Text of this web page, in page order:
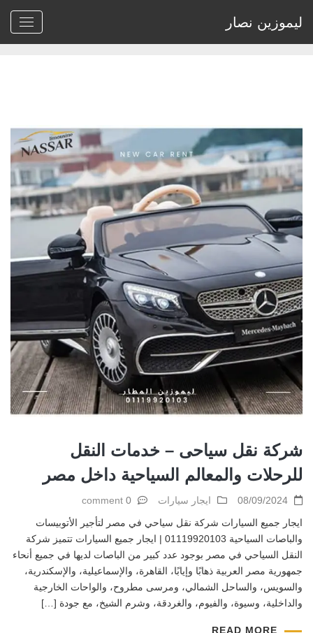
ليموزين نصار
Home
> Archive by tag اسعار ايجار سيارات جيب"
شركة نقل سياحى – خدمات النقل
للرحلات والمعالم السياحية داخل مصر
08/09/2024 ايجار سيارات
0 comment
ايجار جميع السيارات شركة نقل سياحي في مصر لتأجير الأتوبيسات
والباصات السياحية 01119920103 | ايجار جميع السيارات تتميز شركة
النقل السياحي في مصر بوجود عدد كبير من الباصات لديها في جميع أنحاء
جمهورية مصر العربية ذهابًا وإيابًا، القاهرة، والإسماعيلية، والإسكندرية،
والسويس، والساحل الشمالي، ومرسى مطروح، والواحات الخارجية
والداخلية، وسيوة، والفيوم، والغردقة، وشرم الشيخ، مع جودة […]
READ MORE